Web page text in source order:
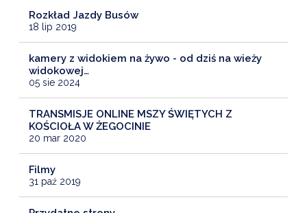
Rozkład Jazdy Busów
18 lip 2019
kamery z widokiem na żywo - od dziś na wieży
widokowej…
05 sie 2024
TRANSMISJE ONLINE MSZY ŚWIĘTYCH Z
KOŚCIOŁA W ŻEGOCINIE
20 mar 2020
Filmy
31 paź 2019